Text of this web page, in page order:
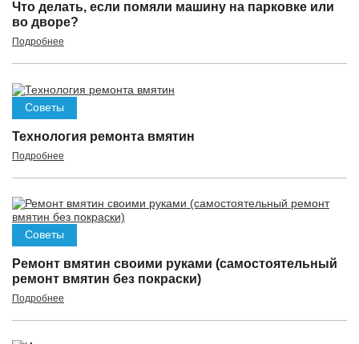
Что делать, если помяли машину на парковке или
во дворе?
Подробнее
Советы
Технология ремонта вмятин
Подробнее
Советы
Ремонт вмятин своими руками (самостоятельный
ремонт вмятин без покраски)
Подробнее